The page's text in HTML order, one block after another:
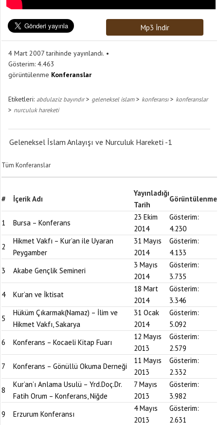
Mp3 İndir
4 Mart 2007 tarihinde yayınlandı.
Gösterim: 4.463
görüntülenme Konferanslar
Etiketleri: abdulaziz bayındır> geleneksel islam> konferansı> konferanslar
> nurculuk hareketi
Geleneksel İslam Anlayışı ve Nurculuk Hareketi -1
Tüm Konferanslar
# İçerik Adı
Yayınladığı
Tarih
Görüntülenme
1 Bursa – Konferans
23 Ekim
2014
Gösterim:
4.230
2
Hikmet Vakfı – Kur’an ile Uyaran
Peygamber
31 Mayıs
2014
Gösterim:
4.133
3
Akabe Gençlik Semineri
3 Mayıs
2014
Gösterim:
3.735
4
Kur’an ve İktisat
18 Mart
2014
Gösterim:
3.346
5
Hüküm Çıkarmak(Namaz) – İlim ve
Hikmet Vakfı, Sakarya
31 Ocak
2014
Gösterim:
5.092
6
Konferans – Kocaeli Kitap Fuarı
12 Mayıs
2013
Gösterim:
2.579
7
Konferans – Gönüllü Okuma Derneği
11 Mayıs
2013
Gösterim:
2.332
8
Kur’an’ı Anlama Usulü – Yrd.Doç.Dr.
Fatih Orum – Konferans, Niğde
7 Mayıs
2013
Gösterim:
3.982
9
Erzurum Konferansı
4 Mayıs
2013
Gösterim:
2.631